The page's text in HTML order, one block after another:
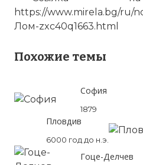
https://www.mirela.bg/ru/
Лом-zxc40q1663.html
Похожие темы
София
1879
Пловдив
6000 год до н.э.
Гоце-Делчев